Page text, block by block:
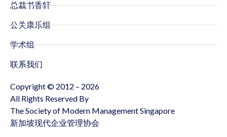
总裁书香轩
公关康乐组
学术组
联系我们
Copyright © 2012 – 2026
All Rights Reserved By
The Society of Modern Management Singapore
新加坡现代企业管理协会